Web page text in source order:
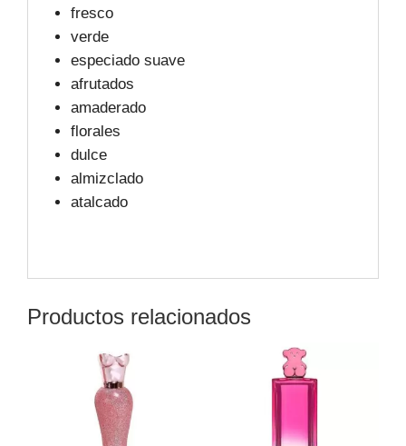
fresco
verde
especiado suave
afrutados
amaderado
florales
dulce
almizclado
atalcado
Productos relacionados